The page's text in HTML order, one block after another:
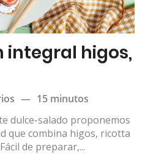
integral higos,
— 15 minutos
dulce-salado proponemos
que combina higos, ricotta
de preparar,...